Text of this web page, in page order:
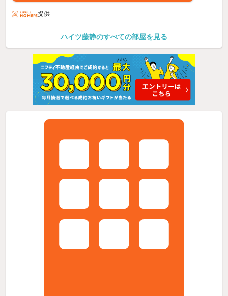
提供
ハイツ藤静のすべての部屋を見る